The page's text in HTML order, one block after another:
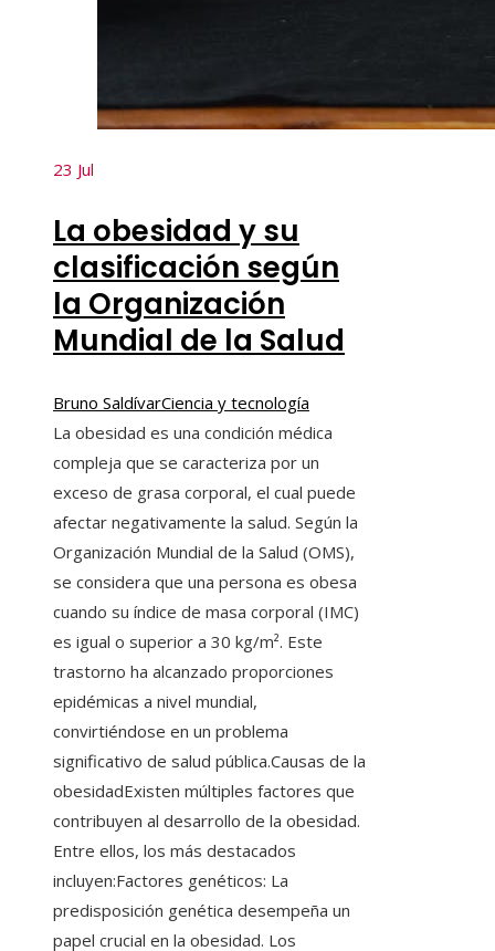
23 Jul
La obesidad y su
clasificación según
la Organización
Mundial de la Salud
Bruno SaldívarCiencia y tecnología
La obesidad es una condición médica
compleja que se caracteriza por un
exceso de grasa corporal, el cual puede
afectar negativamente la salud. Según la
Organización Mundial de la Salud (OMS),
se considera que una persona es obesa
cuando su índice de masa corporal (IMC)
es igual o superior a 30 kg/m². Este
trastorno ha alcanzado proporciones
epidémicas a nivel mundial,
convirtiéndose en un problema
significativo de salud pública.Causas de la
obesidadExisten múltiples factores que
contribuyen al desarrollo de la obesidad.
Entre ellos, los más destacados
incluyen:Factores genéticos: La
predisposición genética desempeña un
papel crucial en la obesidad. Los